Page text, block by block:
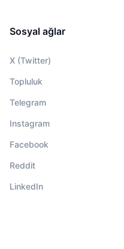
Sosyal ağlar
X (Twitter)
Topluluk
Telegram
Instagram
Facebook
Reddit
LinkedIn